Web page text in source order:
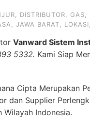
DISTRIBUTOR GAS
JAWA BARAT LOKASI
Vanward Sistem
5332. Kami Siap
Cipta Merupakan
dan Supplier
Wilayah Indonesia.